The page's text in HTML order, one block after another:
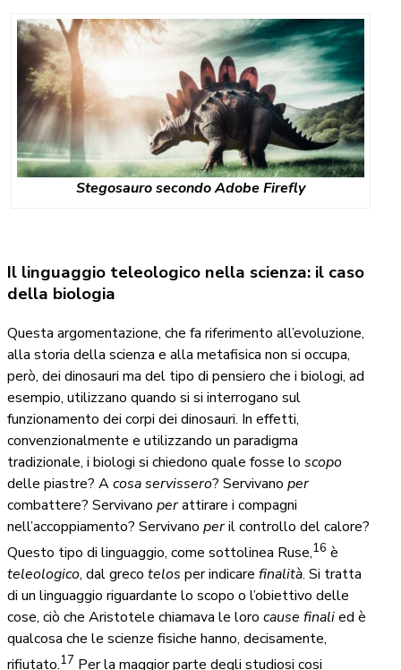
Stegosauro secondo Adobe Firefly
Il linguaggio teleologico nella scienza: il caso
della biologia
Questa argomentazione, che fa riferimento all’evoluzione,
alla storia della scienza e alla metafisica non si occupa,
però, dei dinosauri ma del tipo di pensiero che i biologi, ad
esempio, utilizzano quando si si interrogano sul
funzionamento dei corpi dei dinosauri. In effetti,
convenzionalmente e utilizzando un paradigma
tradizionale, i biologi si chiedono quale fosse lo scopo
delle piastre? Acosa servissero? Servivano per
combattere? Servivano perattirare i compagni
nell’accoppiamento? Servivano peril controllo del calore?
Questo tipo di linguaggio, come sottolinea Ruse,16 è
teleologico, dal greco telos per indicare finalità. Si tratta
di un linguaggio riguardante lo scopo o l’obiettivo delle
cose, ciò che Aristotele chiamava le loro cause finalied è
qualcosa che le scienze fisiche hanno, decisamente,
rifiutato.17 Per la maggior parte degli studiosi cosi